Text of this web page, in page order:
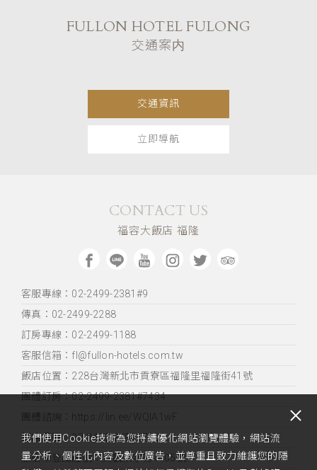
FULLON HOTEL FULONG
交通案内
交通資訊
立即導航
CONTACT US
福容大飯店 福隆
客服專線：02-2499-2381#9
傳真：02-2499-2288
訂房專線：02-2499-1188
客服信箱：fl@fullon-hotels.com.tw
飯店位置： 228台灣新北市貢寮區福隆里福隆街41號
團體訂房：02-2499-2381#7434
團體諮詢：https://lin.ee/WQIA1wF
訂席分機：02-2499-2381#7361
旅宿業登記證號：交觀業字第1405號
我們使用Cookie技術為您持續優化網站瀏覽體驗，網站流
量分析、個性化內容及數位廣告，並尊重且致力維護您的隱